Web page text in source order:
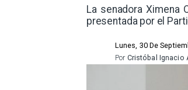
​La senadora Ximena
presentada por el
Lunes, 30 De
Cristóbal Ignacio
Por